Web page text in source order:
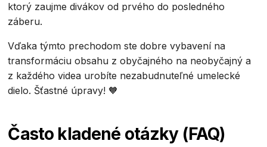
ktorý zaujme divákov od prvého do posledného
záberu.
Vďaka týmto prechodom ste dobre vybavení na
transformáciu obsahu z obyčajného na neobyčajný a
z každého videa urobíte nezabudnuteľné umelecké
dielo. Šťastné úpravy! 🧡
Často kladené otázky (FAQ)